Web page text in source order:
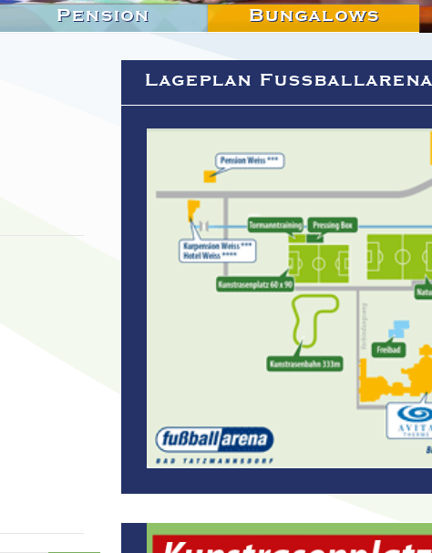
Pension Bungalows
Lageplan Fußballarena